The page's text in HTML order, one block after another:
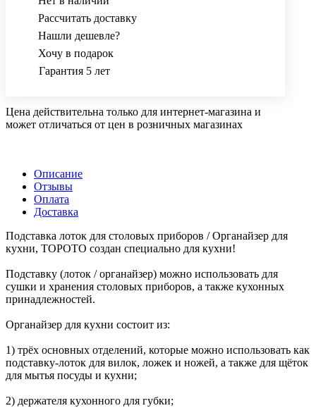
Рассчитать доставку
Нашли дешевле?
Хочу в подарок
Гарантия 5 лет
Цена действительна только для интернет-магазина и
может отличаться от цен в розничных магазинах
Описание
Отзывы
Оплата
Доставка
Подставка лоток для столовых приборов / Органайзер для
кухни, TOPOTO создан специально для кухни!
Подставку (лоток / органайзер) можно использовать для
сушки и хранения столовых приборов, а также кухонных
принадлежностей.
Органайзер для кухни состоит из:
1) трёх основных отделений, которые можно использовать как
подставку-лоток для вилок, ложек и ножей, а также для щёток
для мытья посуды и кухни;
2) держателя кухонного для губки;